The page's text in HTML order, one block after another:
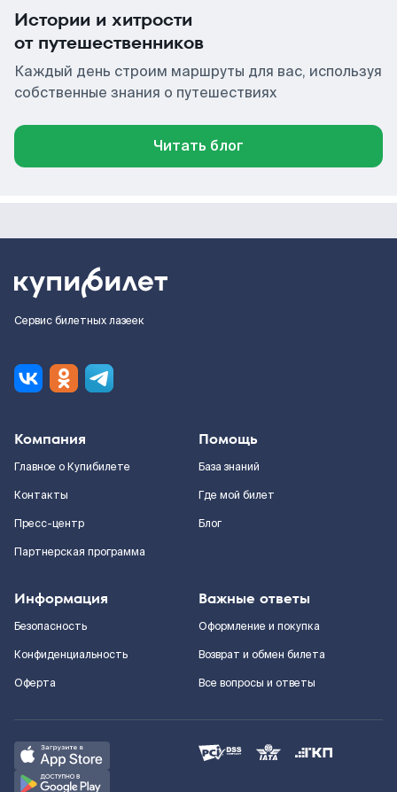
Истории и хитрости
от путешественников
Каждый день строим маршруты для вас, используя
собственные знания о путешествиях
Читать блог
Сервис билетных лазеек
Компания
Главное о Купибилете
Контакты
Пресс-центр
Партнерская программа
Помощь
База знаний
Где мой билет
Блог
Информация
Безопасность
Конфиденциальность
Оферта
Важные ответы
Оформление и покупка
Возврат и обмен билета
Все вопросы и ответы